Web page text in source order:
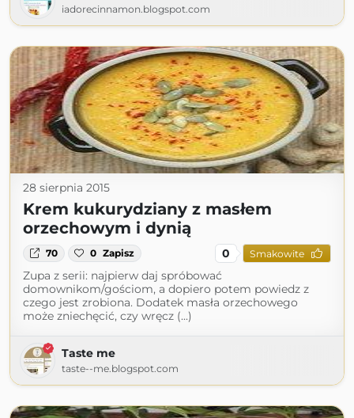
iadorecinnamon.blogspot.com
28 sierpnia 2015
Krem kukurydziany z masłem
orzechowym i dynią
70 0 Zapisz 0 Smakowite
Zupa z serii: najpierw daj spróbować
domownikom/gościom, a dopiero potem powiedz z
czego jest zrobiona. Dodatek masła orzechowego
może zniechęcić, czy wręcz (...)
Taste me
taste--me.blogspot.com